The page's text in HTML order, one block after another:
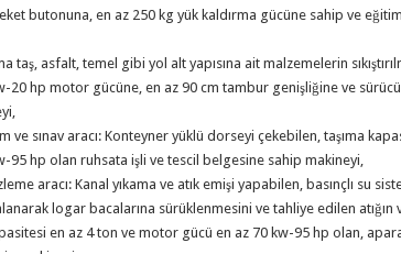
butonuna, en az 250 kg yük kaldırma gücüne sahip ve
taş, asfalt, temel gibi yol alt yapısına ait malzemelerin
20 hp motor gücüne, en az 90 cm tambur genişliğine ve
ve sınav aracı: Konteyner yüklü dorseyi çekebilen, taşıma
95 hp olan ruhsata işli ve tescil belgesine sahip makineyi,
aracı: Kanal yıkama ve atık emişi yapabilen, basınçlı su
logar bacalarına sürüklenmesini ve tahliye edilen atığın
en az 4 ton ve motor gücü en az 70 kw-95 hp olan,